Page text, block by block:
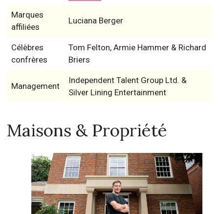
Marques
affiliées
Luciana Berger
Célèbres
confrères
Tom Felton, Armie Hammer & Richard
Briers
Management
Independent Talent Group Ltd. &
Silver Lining Entertainment
Maisons & Propriété